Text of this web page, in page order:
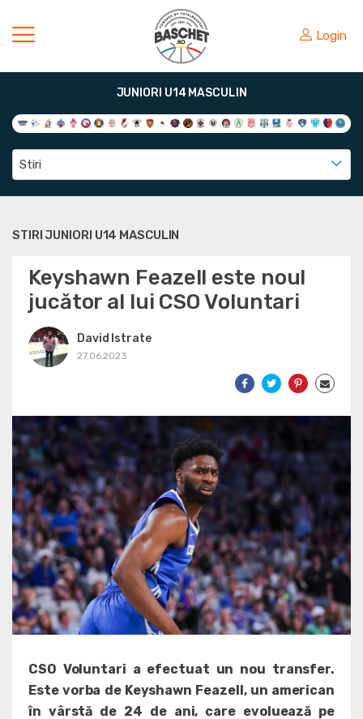
Login
JUNIORI U14 MASCULIN
Stiri
STIRI JUNIORI U14 MASCULIN
Keyshawn Feazell este noul
jucător al lui CSO Voluntari
David Istrate
27.06.2023
CSO Voluntari a efectuat un nou transfer.
Este vorba de Keyshawn Feazell, un american
în vârstă de 24 de ani, care evoluează pe